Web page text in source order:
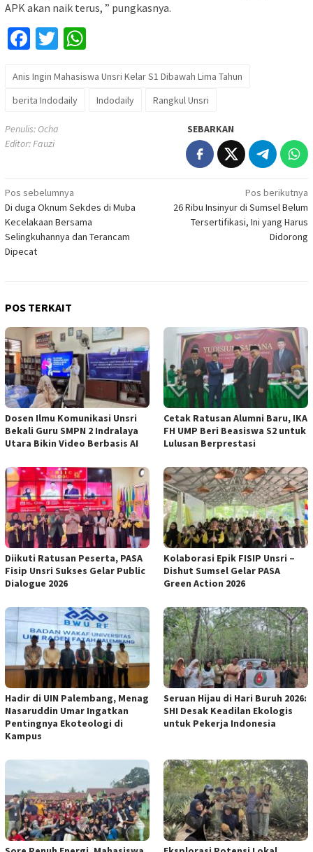
APK akan naik terus, ” pungkasnya.
Facebook
Twitter
Anis Ingin Mahasiswa Unsri Kelar S1 Dibawah Lima Tahun
berita Indodaily
Indodaily Rangkul Unsri
Penulis: Ocha
Editor: Fauzi
SEBARKAN
Navigasi
pos
Pos sebelumnya
Di duga Oknum Sekdes di Muba
Kecelakaan Bersama
Selingkuhannya dan Terancam
Dipecat
Pos berikutnya
26 Ribu Insinyur di Sumsel Belum
Tersertifikasi, Ini yang Harus
Didorong
POS TERKAIT
Dosen Ilmu Komunikasi Unsri
Bekali Guru SMPN 2 Indralaya
Utara Bikin Video Berbasis AI
Cetak Ratusan Alumni Baru, IKA
FH UMP Beri Beasiswa S2 untuk
Lulusan Berprestasi
Diikuti Ratusan Peserta, PASA
Fisip Unsri Sukses Gelar Public
Dialogue 2026
Kolaborasi Epik FISIP Unsri –
Dishut Sumsel Gelar PASA
Green Action 2026
Hadir di UIN Palembang, Menag
Nasaruddin Umar Ingatkan
Pentingnya Ekoteologi di
Kampus
Seruan Hijau di Hari Buruh 2026:
SHI Desak Keadilan Ekologis
untuk Pekerja Indonesia